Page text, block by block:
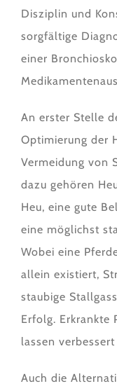
Disziplin und
sorgfältige
einer
An erster Stelle
Optimierung der
Vermeidung von
dazu gehören
Heu, eine gute
eine möglichst
Wobei eine
allein existiert,
staubige
Erfolg. Erkrankte
lassen
Auch die